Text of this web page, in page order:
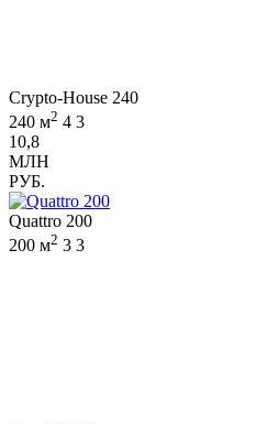
Crypto-House 240
240 м2 4 3
10,8
МЛН
РУБ.
Quattro 200
200 м2 3 3